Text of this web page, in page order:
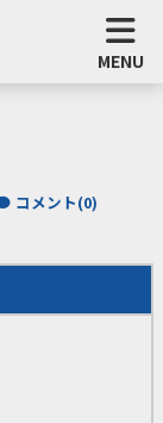
MENU
コメント(0)